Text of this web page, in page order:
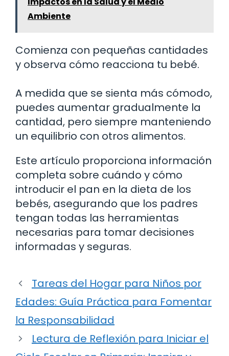
Ambiente
Comienza con pequeñas cantidades
y observa cómo reacciona tu bebé.
A medida que se sienta más cómodo,
puedes aumentar gradualmente la
cantidad, pero siempre manteniendo
un equilibrio con otros alimentos.
Este artículo proporciona información
completa sobre cuándo y cómo
introducir el pan en la dieta de los
bebés, asegurando que los padres
tengan todas las herramientas
necesarias para tomar decisiones
informadas y seguras.
Tareas del Hogar para Niños por
Edades: Guía Práctica para Fomentar
la Responsabilidad
Lectura de Reflexión para Iniciar el